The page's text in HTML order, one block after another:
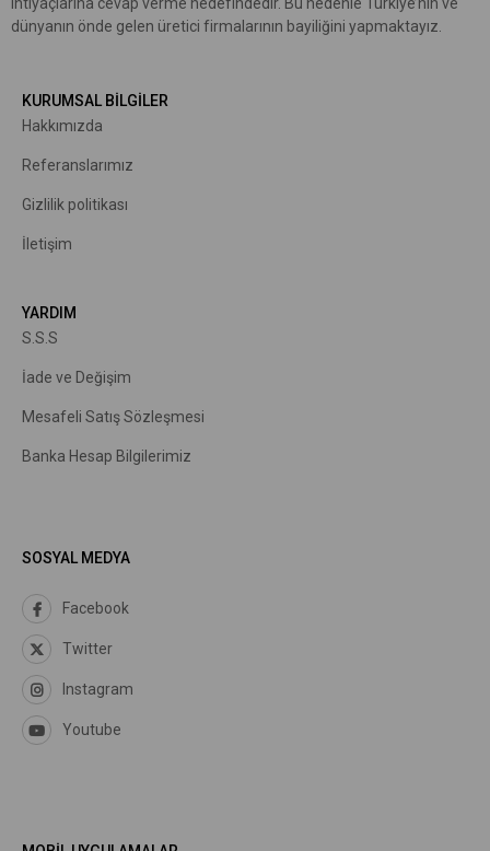
dünyanın önde gelen üretici firmalarının bayiliğini yapmaktayız.
KURUMSAL BİLGİLER
Hakkımızda
Referanslarımız
Gizlilik politikası
İletişim
YARDIM
S.S.S
İade ve Değişim
Mesafeli Satış Sözleşmesi
Banka Hesap Bilgilerimiz
SOSYAL MEDYA
Facebook
Twitter
Instagram
Youtube